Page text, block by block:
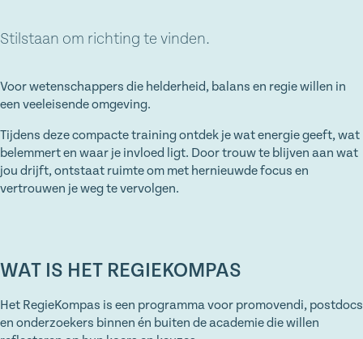
Stilstaan om richting te vinden.
Voor wetenschappers die helderheid, balans en regie willen in
een veeleisende omgeving.
Tijdens deze compacte training ontdek je wat energie geeft, wat
belemmert en waar je invloed ligt. Door trouw te blijven aan wat
jou drijft, ontstaat ruimte om met hernieuwde focus en
vertrouwen je weg te vervolgen.
WAT IS HET REGIEKOMPAS
Het RegieKompas is een programma voor promovendi, postdocs
en onderzoekers binnen én buiten de academie die willen